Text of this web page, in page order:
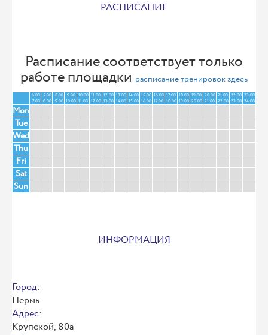
РАСПИСАНИЕ
Расписание соответствует только
работе площадки расписание тренировок здесь
6:00
7:00
7:00
8:00
8:00
9:00
9:00
10:00
10:00
11:00
11:00
12:00
12:00
13:00
13:00
14:00
14:00
15:00
15:00
16:00
16:00
17:00
17:00
18:00
18:00
19:00
19:00
20:00
20:00
21:00
21:00
22:00
22:00
23:00
23:00
24:00
Mon
Tue
Wed
Thu
Fri
Sat
Sun
ИНФОРМАЦИЯ
Город:
Пермь
Адрес:
Крупской, 80а